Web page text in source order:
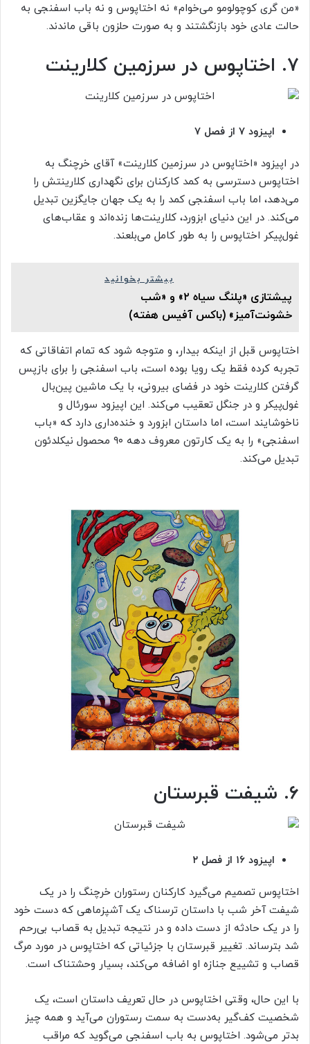
«من گری کوچولومو می‌خوام» نه اختاپوس و نه باب اسفنجی به
حالت عادی خود بازنگشتند و به صورت حلزون باقی ماندند.
۷. اختاپوس در سرزمین کلارینت
اپیزود ۷ از فصل ۷
در اپیزود «اختاپوس در سرزمین کلارینت» آقای خرچنگ به
اختاپوس دسترسی به کمد کارکنان برای نگهداری کلارینتش را
می‌دهد، اما باب اسفنجی کمد را به یک جهان جایگزین تبدیل
می‌کند. در این دنیای ابزورد، کلارینت‌ها زنده‌اند و عقاب‌های
غول‌پیکر اختاپوس را به طور کامل می‌بلعند.
بیشتر بخوانید
پیشتازی «پلنگ سیاه ۲» و «شب
خشونت‌آمیز» (باکس آفیس هفته)
اختاپوس قبل از اینکه بیدار، و متوجه شود که تمام اتفاقاتی که
تجربه کرده فقط یک رویا بوده است، باب اسفنجی را برای بازپس
گرفتن کلارینت خود در فضای بیرونی، با یک ماشین پین‌بال
غول‌پیکر و در جنگل تعقیب می‌کند. این اپیزود سورئال و
ناخوشایند است، اما داستان ابزورد و خنده‌داری دارد که «باب
اسفنجی» را به یک کارتون معروف دهه ۹۰ محصول نیکلدئون
تبدیل می‌کند.
۶. شیفت قبرستان
اپیزود ۱۶ از فصل ۲
اختاپوس تصمیم می‌گیرد کارکنان رستوران خرچنگ را در یک
شیفت آخر شب با داستان ترسناک یک آشپزماهی که دست خود
را در یک حادثه از دست داده و در نتیجه تبدیل به قصاب بی‌رحم
شد بترساند. تغییر قبرستان با جزئیاتی که اختاپوس در مورد مرگ
قصاب و تشییع جنازه او اضافه می‌کند، بسیار وحشتناک است.
با این حال، وقتی اختاپوس در حال تعریف داستان است، یک
شخصیت کف‌گیر به‌دست به سمت رستوران می‌آید و همه چیز
بدتر می‌شود. اختاپوس به باب اسفنجی می‌گوید که مراقب